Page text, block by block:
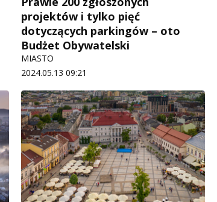
projektów i tylko pięć
dotyczących parkingów – oto
Budżet Obywatelski
MIASTO
2024.05.13 09:21